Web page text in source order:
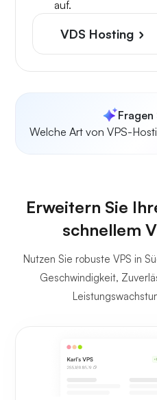
auf.
VDS Hosting
Fragen
Welche Art von VPS-
Erweitern Sie
schnellem
Nutzen Sie robuste VPS in
Geschwindigkeit,